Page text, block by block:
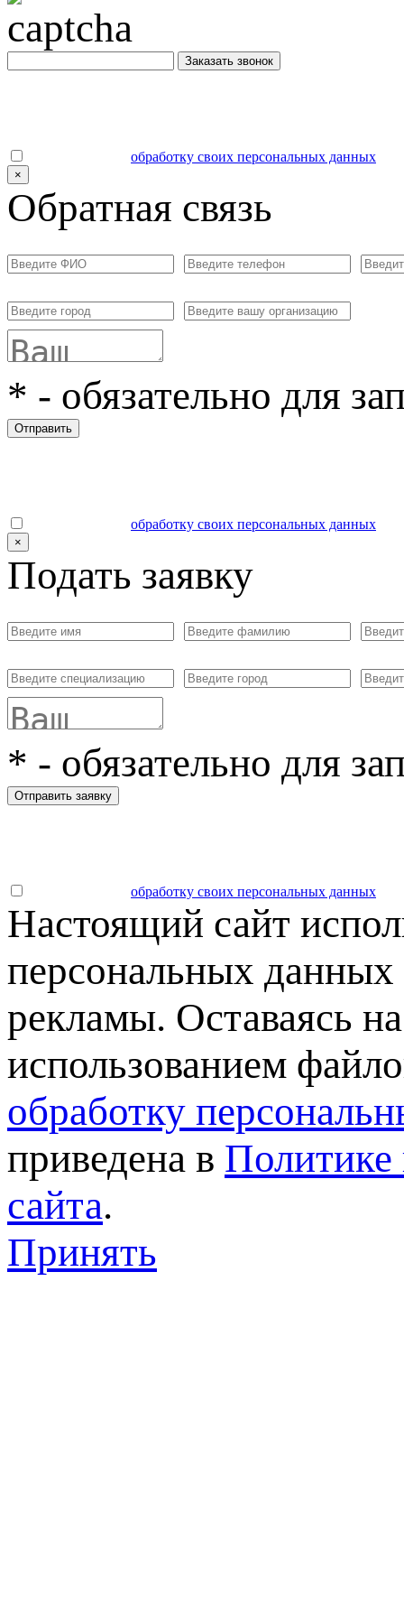
Заказать звонок
обработку своих персональных данных
×
Обратная связь
* - обязательно для
Отправить
обработку своих персональных данных
×
Подать заявку
* - обязательно для
Отправить заявку
обработку своих персональных данных
Настоящий сайт
персональных данных
рекламы. Оставаясь
использованием
обработку
приведена в Политике
сайта.
Принять